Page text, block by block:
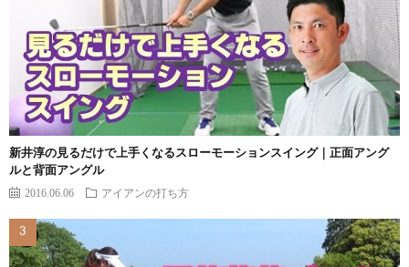
新井淳の見るだけで上手くなるスローモーションスイング｜正面アング
ルと背面アングル
2016.06.06 アイアンの打ち方